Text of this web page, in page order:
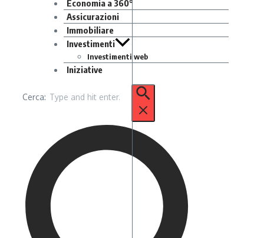
Economia a 360°
Assicurazioni
Immobiliare
Investimenti
Investimenti web
Iniziative
Cerca: